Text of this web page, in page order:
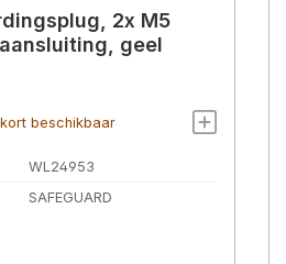
2x M5
geel
beschikbaar
WL24953
SAFEGUARD